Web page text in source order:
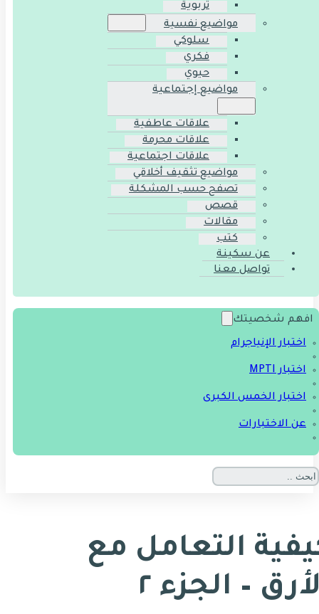
تربوية
مواضيع نفسية
سلوكي
فكري
حيوي
مواضيع إجتماعية
علاقات عاطفية
علاقات محرمة
علاقات اجتماعية
مواضيع تثقيف أخلاقي
تصفح حسب المشكلة
قصص
مقالات
كتب
عن سكينة
تواصل معنا
افهم شخصيتك
اختبار الإنياجرام
اختبار MPTI
اختبار الخمس الكبرى
عن الاختبارات
التعامل مع
– الجزء ٢